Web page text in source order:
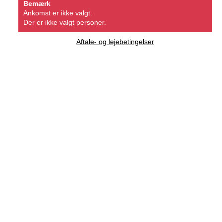
Bemærk
Ankomst er ikke valgt.
Der er ikke valgt personer.
Aftale- og lejebetingelser